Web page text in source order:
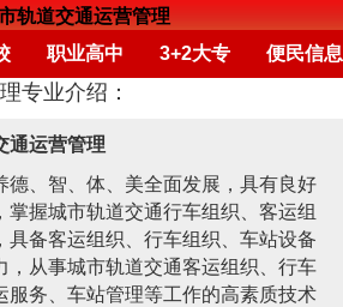
轨道交通运营管理
职业高中 3+2大专 便民信息
专业介绍：
通运营管理
德、智、体、美全面发展，具有良好
掌握城市轨道交通行车组织、客运组
具备客运组织、行车组织、车站设备
，从事城市轨道交通客运组织、行车
服务、车站管理等工作的高素质技术